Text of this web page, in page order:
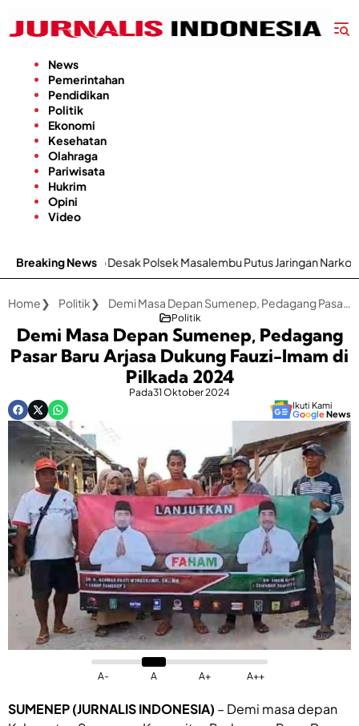
konten
News
Pemerintahan
Pendidikan
Politik
Ekonomi
Kesehatan
Olahraga
Pariwisata
Hukrim
Opini
Video
Breaking News
Polsek Masalembu Putus Jaringan Narkoba dan Penadah
Home Politik Demi Masa Depan Sumenep, Pedagang Pasar Baru Arjasa Dukung Fauzi-Imam di Pilkada 2024
Politik
Demi Masa Depan Sumenep, Pedagang
Pasar Baru Arjasa Dukung Fauzi-Imam di
Pilkada 2024
Pada31 Oktober 2024
Ikuti Kami
GoogleNews
A- A A+ A++
SUMENEP (JURNALIS INDONESIA) – Demi masa depan